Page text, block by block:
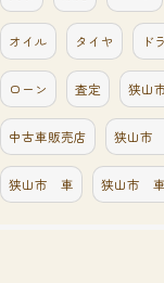
オイル タイヤ ド
ローン 査定 狭山
中古車販売店 狭山市
狭山市 車 狭山市